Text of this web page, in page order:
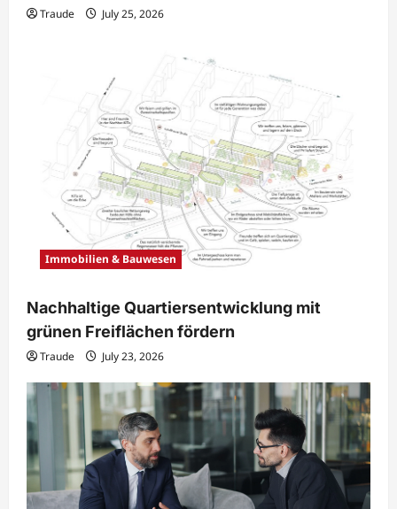
Traude July 25, 2026
Immobilien & Bauwesen
Nachhaltige Quartiersentwicklung mit
grünen Freiflächen fördern
Traude July 23, 2026